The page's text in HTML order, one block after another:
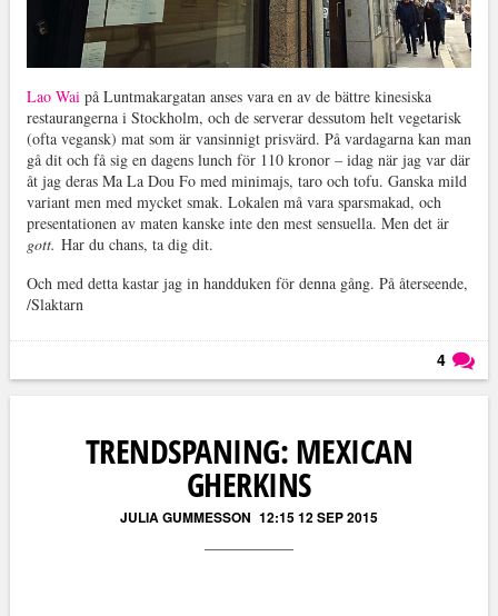
Lao Wai på Luntmakargatan anses vara en av de bättre kinesiska
restaurangerna i Stockholm, och de serverar dessutom helt vegetarisk
(ofta vegansk) mat som är vansinnigt prisvärd. På vardagarna kan man
gå dit och få sig en dagens lunch för 110 kronor – idag när jag var där
åt jag deras Ma La Dou Fo med minimajs, taro och tofu. Ganska mild
variant men med mycket smak. Lokalen må vara sparsmakad, och
presentationen av maten kanske inte den mest sensuella. Men det är
gott. Har du chans, ta dig dit.
Och med detta kastar jag in handduken för denna gång. På återseende,
/Slaktarn
4
TRENDSPANING: MEXICAN
GHERKINS
JULIA GUMMESSON 12:15 12 SEP 2015